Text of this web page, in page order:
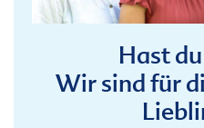
Hast
Wir sind für